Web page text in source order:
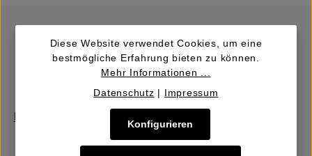
Diese Website verwendet Cookies, um eine
bestmögliche Erfahrung bieten zu können.
Mehr Informationen ...
Datenschutz | Impressum
Konfigurieren